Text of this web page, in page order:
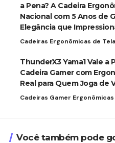
a Pena? A Cadeira
Nacional com 5 Anos de
Elegância que
Cadeiras Ergonômicas de
ThunderX3 Yama1 Vale a
Cadeira Gamer com
Real para Quem Joga de
Cadeiras Gamer Ergonômicas
Você também pode